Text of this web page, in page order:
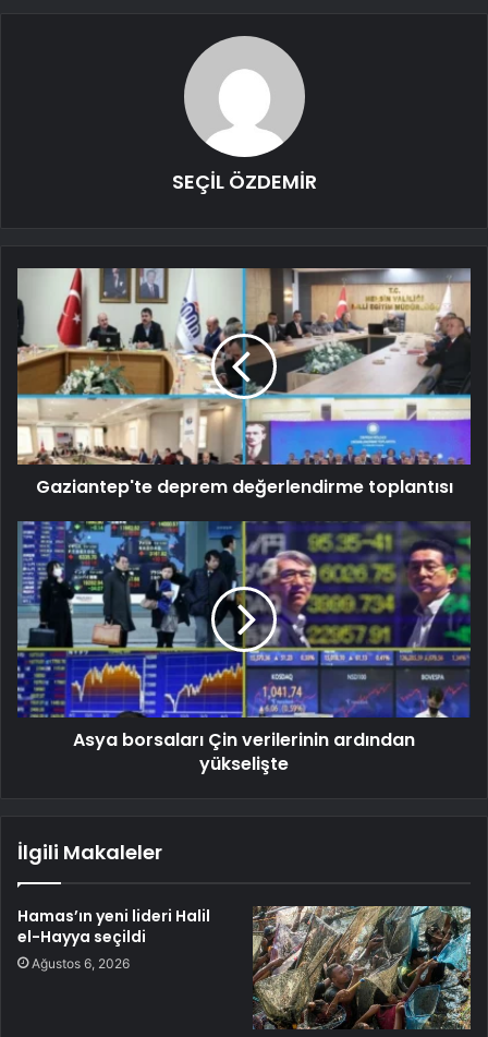
SEÇİL ÖZDEMİR
Gaziantep'te deprem değerlendirme toplantısı
Asya borsaları Çin verilerinin ardından
yükselişte
İlgili Makaleler
Hamas’ın yeni lideri Halil
el-Hayya seçildi
Ağustos 6, 2026